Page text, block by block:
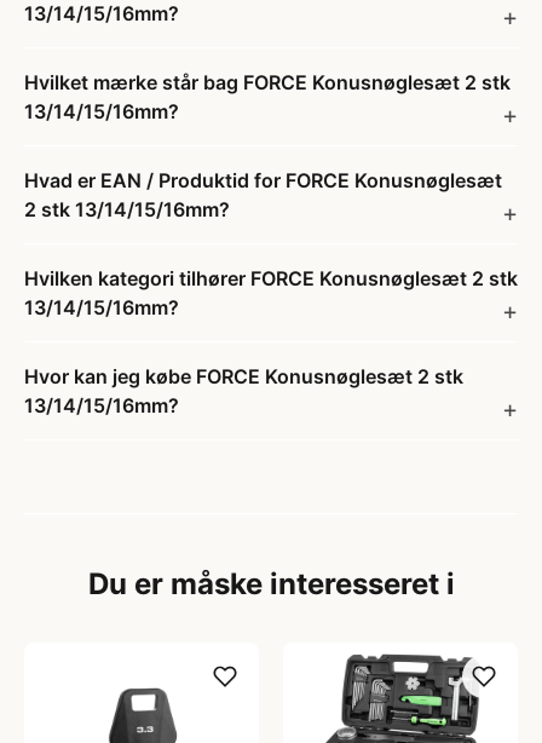
13/14/15/16mm?
Hvilket mærke står bag FORCE Konusnøglesæt 2 stk
13/14/15/16mm?
Hvad er EAN / Produktid for FORCE Konusnøglesæt
2 stk 13/14/15/16mm?
Hvilken kategori tilhører FORCE Konusnøglesæt 2 stk
13/14/15/16mm?
Hvor kan jeg købe FORCE Konusnøglesæt 2 stk
13/14/15/16mm?
Du er måske interesseret i